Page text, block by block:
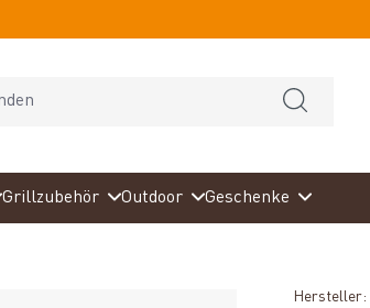
Grillzubehör Outdoor Geschenke
Hersteller: